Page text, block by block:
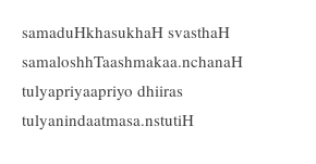
samaduHkhasukhaH svasthaH
samaloshhTaashmakaa.nchanaH
tulyapriyaapriyo dhiiras
tulyanindaatmasa.nstutiH